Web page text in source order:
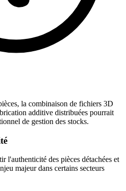
la combinaison de fichiers 3D
additive distribuées pourrait
de gestion des stocks.
l'authenticité des pièces détachées et
majeur dans certains secteurs